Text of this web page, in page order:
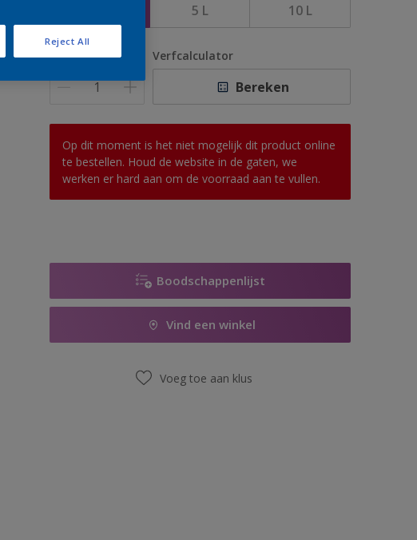
5 L 10 L
Aantal Verfcalculator
Bereken
Op dit moment is het niet mogelijk dit product online
te bestellen. Houd de website in de gaten, we
werken er hard aan om de voorraad aan te vullen.
Boodschappenlijst
Vind een winkel
Voeg toe aan klus
Reject All